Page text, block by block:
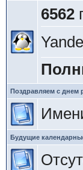
6562
Поздравляем с днем
Будущие